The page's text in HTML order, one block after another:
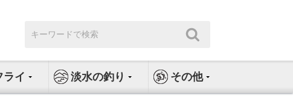
索:
ライ 淡水の釣り その他